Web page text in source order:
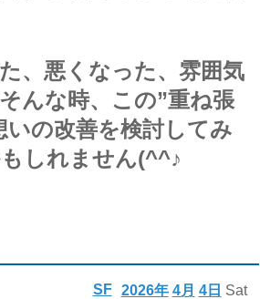
、悪くなった、雰囲気
んな時、この”重ね張
いの改善を検討してみ
しれません(^^♪
2026年 4月 4日 Sat
SF